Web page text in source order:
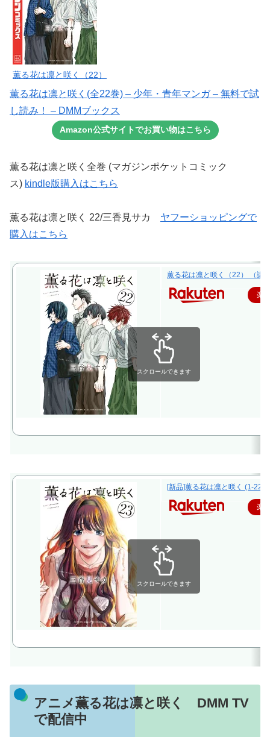
薫る花は凛と咲く（22）
薫る花は凛と咲く(全22巻) – 少年・青年マンガ – 無料で試
し読み！ – DMMブックス
Amazon公式サイトでお買い物はこちら
薫る花は凛と咲く全巻 (マガジンポケットコミック
ス) kindle版購入はこちら
薫る花は凛と咲く 22/三香見サカ ヤフーショッピングで
購入はこちら
薫る花は凛と咲く（22） （講
楽
スクロールできます
[新品]薫る花は凛と咲く (1-22
楽
スクロールできます
アニメ薫る花は凛と咲く DMM TV
で配信中